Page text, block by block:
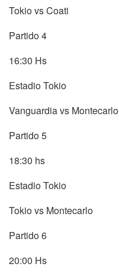
Tokio vs Coati
Partido 4
16:30 Hs
Estadio Tokio
Vanguardia vs Montecarlo
Partido 5
18:30 hs
Estadio Tokio
Tokio vs Montecarlo
Partido 6
20:00 Hs